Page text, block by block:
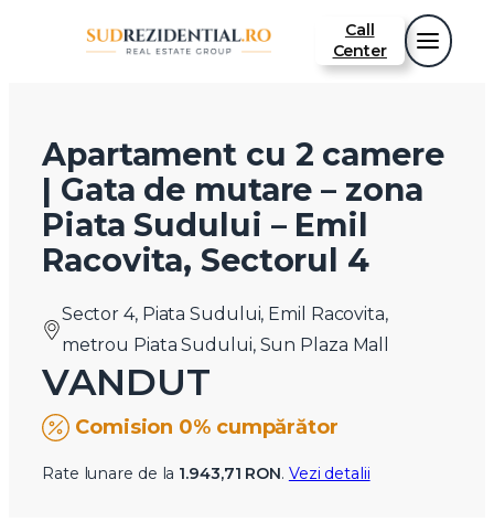
Call
Center
Apartament cu 2 camere
| Gata de mutare – zona
Piata Sudului – Emil
Racovita, Sectorul 4
Sector 4, Piata Sudului, Emil Racovita,
metrou Piata Sudului, Sun Plaza Mall
VANDUT
Comision 0% cumpărător
Rate lunare de la 1.943,71 RON. Vezi detalii